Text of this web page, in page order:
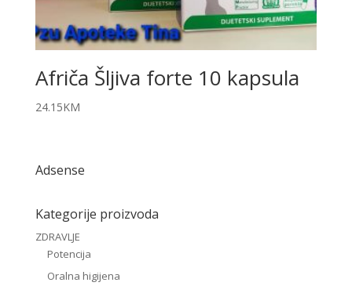
Afriča Šljiva forte 10 kapsula
24.15KM
Adsense
Kategorije proizvoda
ZDRAVLJE
Potencija
Oralna higijena